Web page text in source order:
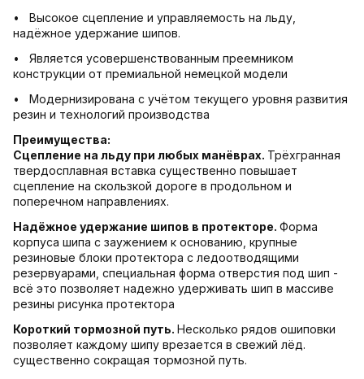
• Высокое сцепление и управляемость на льду,
надёжное удержание шипов.
• Является усовершенствованным преемником
конструкции от премиальной немецкой модели
• Модернизирована с учётом текущего уровня развития
резин и технологий производства
Преимущества:
Сцепление на льду при любых манёврах. Трёхгранная
твердосплавная вставка существенно повышает
сцепление на скользкой дороге в продольном и
поперечном направлениях.
Надёжное удержание шипов в протекторе. Форма
корпуса шипа с заужением к основанию, крупные
резиновые блоки протектора с ледоотводящими
резервуарами, специальная форма отверстия под шип -
всё это позволяет надежно удерживать шип в массиве
резины рисунка протектора
Короткий тормозной путь. Несколько рядов ошиповки
позволяет каждому шипу врезается в свежий лёд.
существенно сокращая тормозной путь.